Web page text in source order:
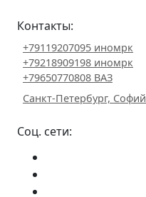
Контакты:
+79119207095 иномрк
+79218909198 иномрк
+79650770808 ВАЗ
Санкт-Петербург,
Соц. сети: